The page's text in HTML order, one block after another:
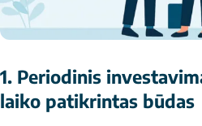
1. Periodinis
laiko patikrintas būdas